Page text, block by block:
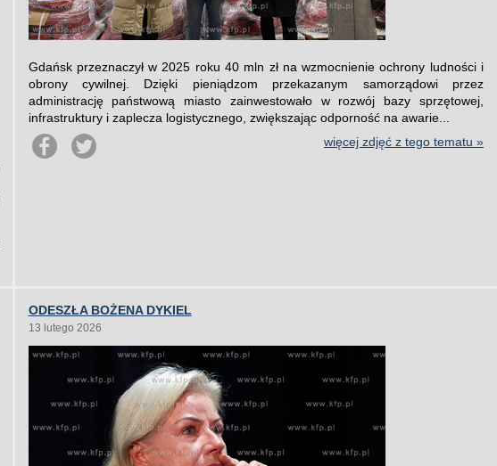
Gdańsk przeznaczył w 2025 roku 40 mln zł na wzmocnienie ochrony ludności i
obrony cywilnej. Dzięki pieniądzom przekazanym samorządowi przez
administrację państwową miasto zainwestowało w rozwój bazy sprzętowej,
infrastruktury i zaplecza logistycznego, zwiększając odporność na awarie...
więcej zdjęć z tego tematu »
ODESZŁA BOŻENA DYKIEL
13 lutego 2026